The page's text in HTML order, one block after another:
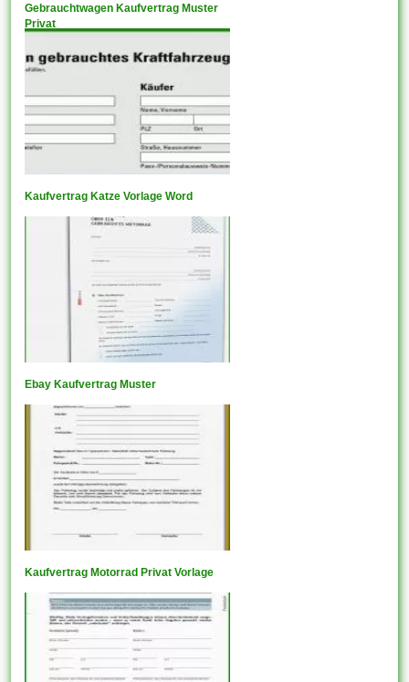
Gebrauchtwagen Kaufvertrag Muster
Privat
Kaufvertrag Katze Vorlage Word
Ebay Kaufvertrag Muster
Kaufvertrag Motorrad Privat Vorlage